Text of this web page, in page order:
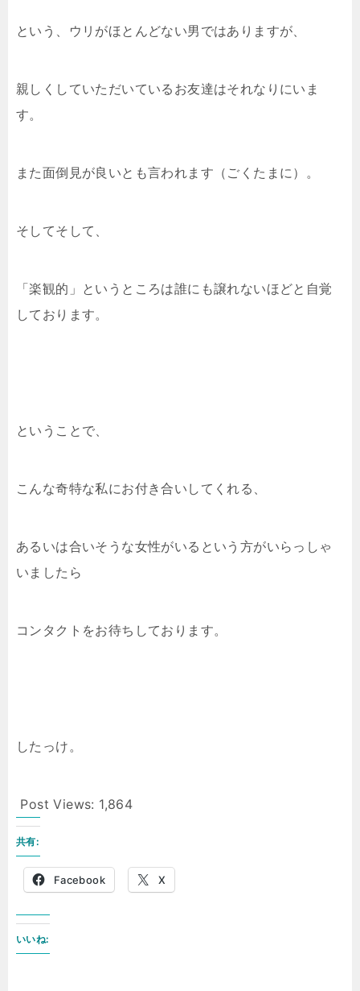
という、ウリがほとんどない男ではありますが、
親しくしていただいているお友達はそれなりにいま
す。
また面倒見が良いとも言われます（ごくたまに）。
そしてそして、
「楽観的」というところは誰にも譲れないほどと自覚
しております。
ということで、
こんな奇特な私にお付き合いしてくれる、
あるいは合いそうな女性がいるという方がいらっしゃ
いましたら
コンタクトをお待ちしております。
したっけ。
Post Views: 1,864
共有:
Facebook X
いいね: